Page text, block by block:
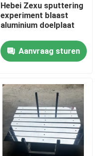
Hebei Zexu sputtering
experiment blaast
aluminium doelplaat
Aanvraag sturen